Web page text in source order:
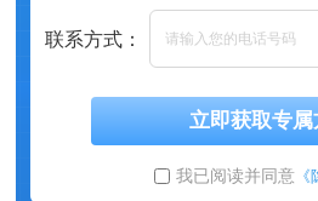
联系方式：
立即获取专属
我已阅读并同意